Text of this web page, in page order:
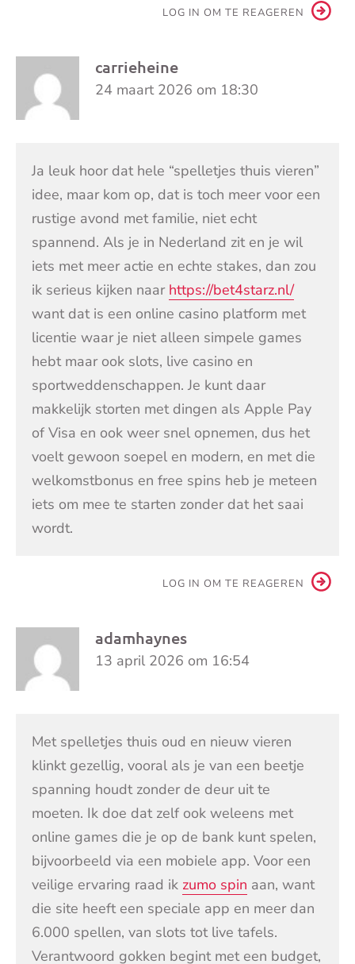
LOG IN OM TE REAGEREN
carrieheine
24 maart 2026 om 18:30
Ja leuk hoor dat hele “spelletjes thuis vieren”
idee, maar kom op, dat is toch meer voor een
rustige avond met familie, niet echt
spannend. Als je in Nederland zit en je wil
iets met meer actie en echte stakes, dan zou
ik serieus kijken naar https://bet4starz.nl/
want dat is een online casino platform met
licentie waar je niet alleen simpele games
hebt maar ook slots, live casino en
sportweddenschappen. Je kunt daar
makkelijk storten met dingen als Apple Pay
of Visa en ook weer snel opnemen, dus het
voelt gewoon soepel en modern, en met die
welkomstbonus en free spins heb je meteen
iets om mee te starten zonder dat het saai
wordt.
LOG IN OM TE REAGEREN
adamhaynes
13 april 2026 om 16:54
Met spelletjes thuis oud en nieuw vieren
klinkt gezellig, vooral als je van een beetje
spanning houdt zonder de deur uit te
moeten. Ik doe dat zelf ook weleens met
online games die je op de bank kunt spelen,
bijvoorbeeld via een mobiele app. Voor een
veilige ervaring raad ik zumo spin aan, want
die site heeft een speciale app en meer dan
6.000 spellen, van slots tot live tafels.
Verantwoord gokken begint met een budget,